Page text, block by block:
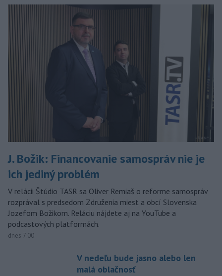
J. Božik: Financovanie samospráv nie je
ich jediný problém
V relácii Štúdio TASR sa Oliver Remiaš o reforme samospráv
rozprával s predsedom Združenia miest a obcí Slovenska
Jozefom Božikom. Reláciu nájdete aj na YouTube a
podcastových platformách.
dnes 7:00
V nedeľu bude jasno alebo len
malá oblačnosť